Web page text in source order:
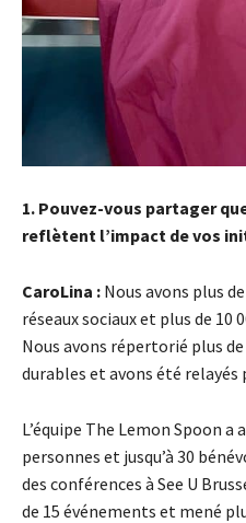
1. Pouvez-vous partager
reflètent l’impact de vos
CaroLina : Nous avons plus
réseaux sociaux et plus de
Nous avons répertorié plus
durables et avons été relayés
L’équipe The Lemon Spoon
personnes et jusqu’à 30
des conférences à See U
de 15 événements et mené